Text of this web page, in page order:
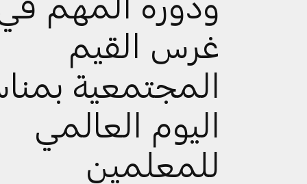
غرس القيم
المجتمعية
اليوم العالمي
للمعلمين